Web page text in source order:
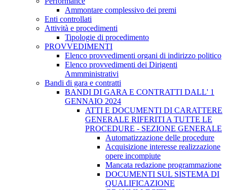
Ammontare complessivo dei premi
Enti controllati
Attività e procedimenti
Tipologie di procedimento
PROVVEDIMENTI
Elenco provvedimenti organi di indirizzo politico
Elenco provvedimenti dei Dirigenti
Ammministrativi
Bandi di gara e contratti
BANDI DI GARA E CONTRATTI DALL' 1
GENNAIO 2024
ATTI E DOCUMENTI DI CARATTERE
GENERALE RIFERITI A TUTTE LE
PROCEDURE - SEZIONE GENERALE
Automatizzazione delle procedure
Acquisizione interesse realizzazione
opere incompiute
Mancata redazione programmazione
DOCUMENTI SUL SISTEMA DI
QUALIFICAZIONE